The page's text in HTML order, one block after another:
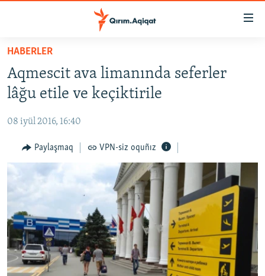
Esas
qaytmaq
Baş
navigatsiyağa
qaytmaq
qaytmaq
SİYASET
İQTİSADİYAT
CEMİYET
MEDENİYET
İNSAN AQLARI
VİDEO
SÜRET
BLOGLAR
FİKİR
HABERLER
Aqmescit ava limanında seferler
lâğu etile ve keçiktirile
08 iyül 2016, 16:40
Paylaşmaq VPN-siz oquñız